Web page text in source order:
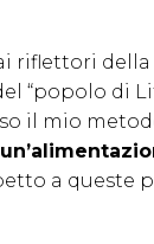
riflettori
“popolo di
il mio
a queste